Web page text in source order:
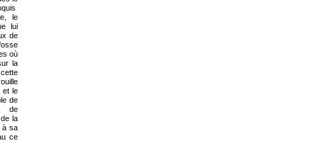
le
lui
de
où
la
et le
de
de
la
à sa
ce